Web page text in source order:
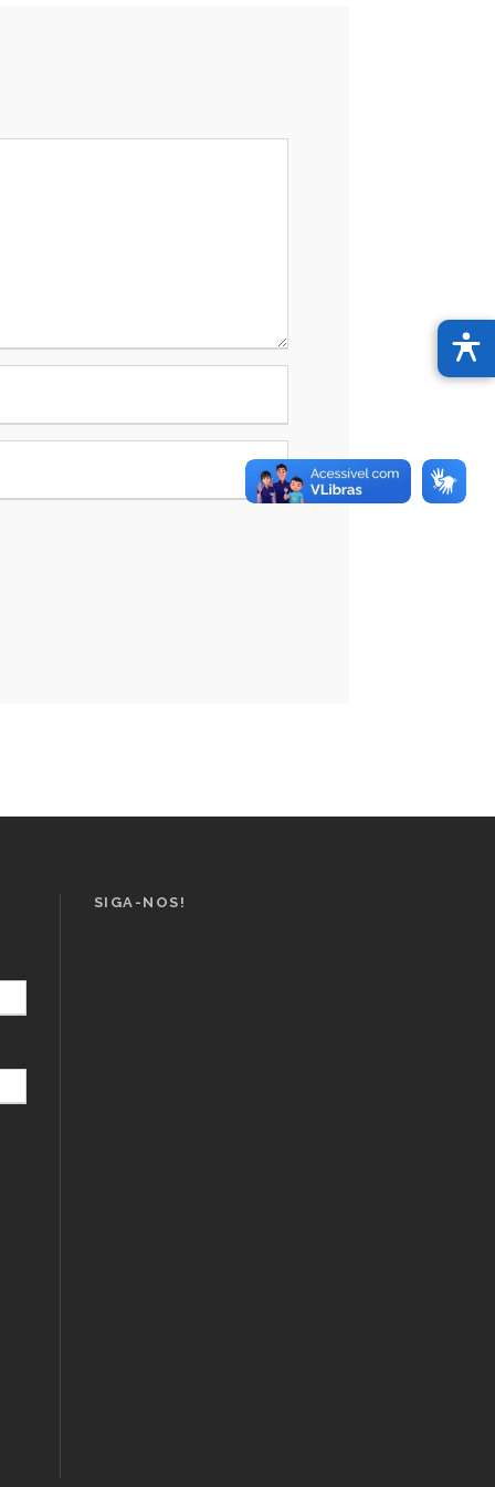
SIGA-NOS!